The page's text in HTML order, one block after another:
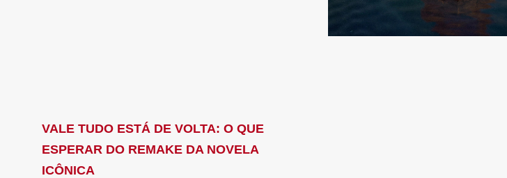
VALE TUDO ESTÁ DE VOLTA: O QUE
ESPERAR DO REMAKE DA NOVELA
ICÔNICA